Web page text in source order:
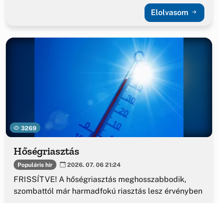
Elolvasom
3269
Hőségriasztás
Populáris hír 2026. 07. 06 21:24
FRISSÍTVE! A hőségriasztás meghosszabbodik,
szombattól már harmadfokú riasztás lesz érvényben